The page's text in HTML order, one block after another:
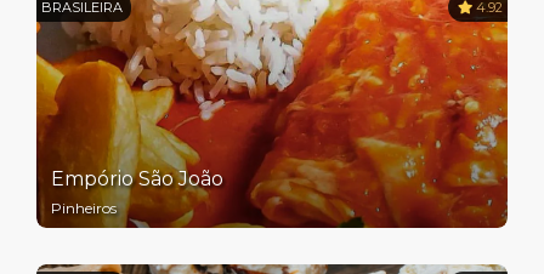
BRASILEIRA 4.92
Empório São João
Pinheiros